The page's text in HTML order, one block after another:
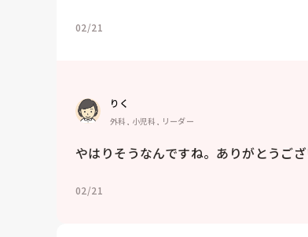
02/21
りく
外科, 小児科, リーダー
やはりそうなんですね。ありがとうござ
02/21